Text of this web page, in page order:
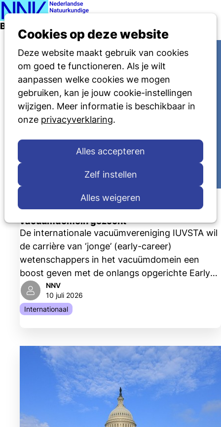
Cookies op deze website
Deze website maakt gebruik van cookies
om goed te functioneren. Als je wilt
aanpassen welke cookies we mogen
gebruiken, kan je jouw cookie-instellingen
wijzigen. Meer informatie is beschikbaar in
onze privacyverklaring.
Alles accepteren
Zelf instellen
Alles weigeren
Berichten per label
Early career researchers in het
vacuümdomein gezocht
De internationale vacuümvereniging IUVSTA wil
de carrière van ‘jonge’ (early-career)
wetenschappers in het vacuümdomein een
boost geven met de onlangs opgerichte Early
Career Researcher (ECR) group en zoekt
hiervoor kandidaten.
NNV
10 juli 2026
Internationaal